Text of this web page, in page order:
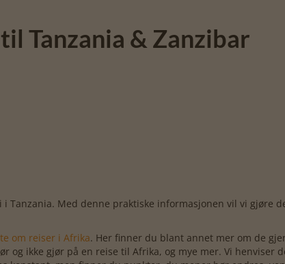
Tanzania & Zanzibar
Tanzania. Med denne praktiske informasjonen vil vi gjøre
om reiser i Afrika. Her finner du blant annet mer om de
og ikke gjør på en reise til Afrika, og mye mer. Vi